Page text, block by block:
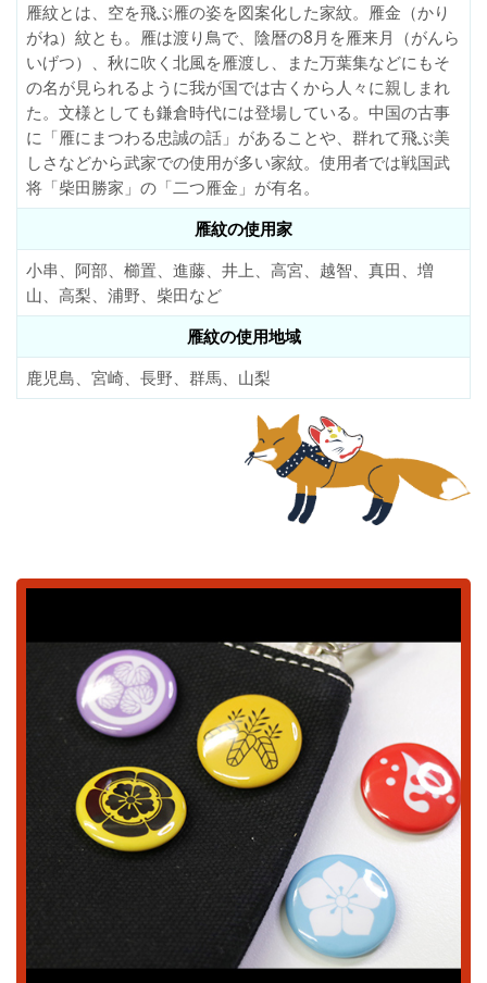
雁紋とは、空を飛ぶ雁の姿を図案化した家紋。雁金（かり
がね）紋とも。雁は渡り鳥で、陰暦の8月を雁来月（がんら
いげつ）、秋に吹く北風を雁渡し、また万葉集などにもそ
の名が見られるように我が国では古くから人々に親しまれ
た。文様としても鎌倉時代には登場している。中国の古事
に「雁にまつわる忠誠の話」があることや、群れて飛ぶ美
しさなどから武家での使用が多い家紋。使用者では戦国武
将「柴田勝家」の「二つ雁金」が有名。
雁紋の使用家
小串、阿部、櫛置、進藤、井上、高宮、越智、真田、増
山、高梨、浦野、柴田など
雁紋の使用地域
鹿児島、宮崎、長野、群馬、山梨